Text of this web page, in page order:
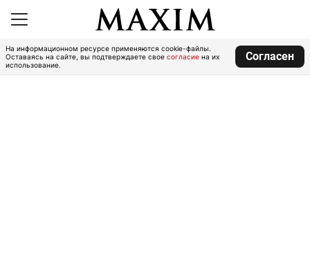
На информационном ресурсе применяются cookie-файлы.
Оставаясь на сайте, вы подтверждаете свое согласие на их
использование.
Согласен